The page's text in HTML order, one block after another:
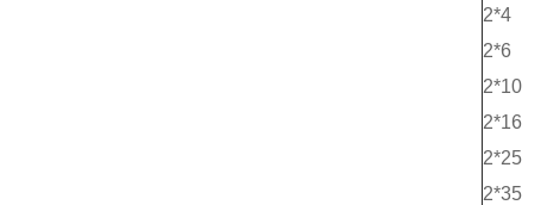
2*4
2*6
2*10
2*16
2*25
2*35